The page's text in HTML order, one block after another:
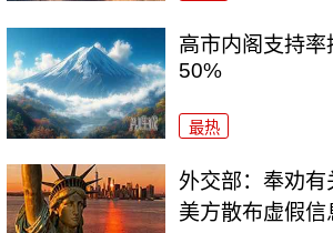
高市内阁支持率
50%
最热
外交部：奉劝
美方散布虚假信